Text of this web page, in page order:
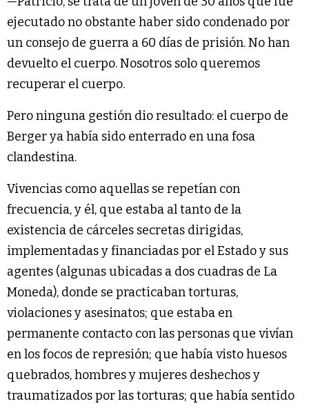
ejecutado no obstante haber sido condenado por
un consejo de guerra a 60 días de prisión. No han
devuelto el cuerpo. Nosotros solo queremos
recuperar el cuerpo.
Pero ninguna gestión dio resultado: el cuerpo de
Berger ya había sido enterrado en una fosa
clandestina.
Vivencias como aquellas se repetían con
frecuencia, y él, que estaba al tanto de la
existencia de cárceles secretas dirigidas,
implementadas y financiadas por el Estado y sus
agentes (algunas ubicadas a dos cuadras de La
Moneda), donde se practicaban torturas,
violaciones y asesinatos; que estaba en
permanente contacto con las personas que vivían
en los focos de represión; que había visto huesos
quebrados, hombres y mujeres deshechos y
traumatizados por las torturas; que había sentido